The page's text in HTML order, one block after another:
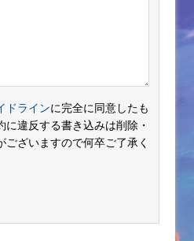
ドラインに完全に同意したも
違反する書き込みは削除・
ざいますので何卒ご了承く